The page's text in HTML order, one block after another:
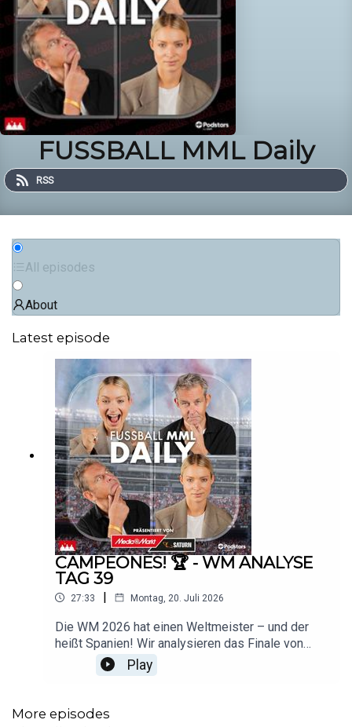
FUSSBALL MML Daily
RSS
All episodes
About
Latest episode
CAMPEONES! 🏆 - WM ANALYSE
TAG 39
27:33 | Montag, 20. Juli 2026
Die WM 2026 hat einen Weltmeister – und der
heißt Spanien! Wir analysieren das Finale von
New York: In einem zähen, aber einseitigen
Endspiel ringt die Furia Roja Titelverteidiger
Joker Ferran Torres wird in der 106. Minute zum
Play
More episodes